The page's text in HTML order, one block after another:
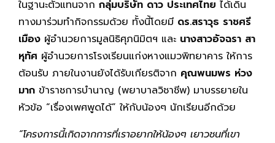
ในฐานะตัวแทนจาก กลุ่มบริษัท ดาว ประเทศไทย ได้เดิน
ทางมาร่วมทำกิจกรรมด้วย ทั้งนี้โดยมี ดร.สราวุธ ราชศรี
เมือง ผู้อำนวยการมูลนิธิศุภนิมิตฯ และ นางสาวอัจฉรา สา
หุทัศ ผู้อำนวยการโรงเรียนแก่งหางแมวพิทยาคาร ให้การ
ต้อนรับ ภายในงานยังได้รับเกียรติจาก คุณพนมพร ห่วง
มาก ข้าราชการบำนาญ (พยาบาลวิชาชีพ) มาบรรยายใน
หัวข้อ “เรื่องเพศพูดได้” ให้กับน้องๆ นักเรียนอีกด้วย
“โครงการนี้เกิดจากการที่เราอยากให้น้องๆ เยาวชนที่เขา